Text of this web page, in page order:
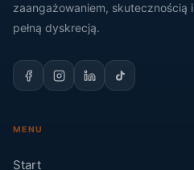
zaangażowaniem, skutecznością i
pełną dyskrecją.
MENU
Start